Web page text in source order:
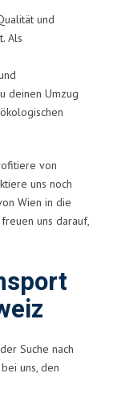
und
Als
deinen Umzug
von
uns noch
Wien in die
uns darauf,
Suche nach
uns, den